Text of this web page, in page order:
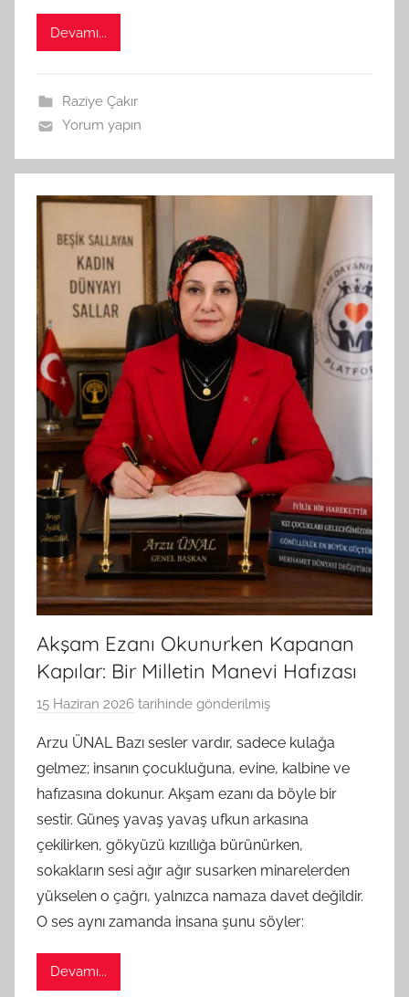
Devamı...
Raziye Çakır
Yorum yapın
Akşam Ezanı Okunurken Kapanan
Kapılar: Bir Milletin Manevi Hafızası
15 Haziran 2026 tarihinde gönderilmiş
S
A
M
t
a
r
a
f
Arzu ÜNAL Bazı sesler vardır, sadece kulağa
gelmez; insanın çocukluğuna, evine, kalbine ve
hafızasına dokunur. Akşam ezanı da böyle bir
sestir. Güneş yavaş yavaş ufkun arkasına
çekilirken, gökyüzü kızıllığa bürünürken,
sokakların sesi ağır ağır susarken minarelerden
yükselen o çağrı, yalnızca namaza davet değildir.
O ses aynı zamanda insana şunu söyler:
Devamı...